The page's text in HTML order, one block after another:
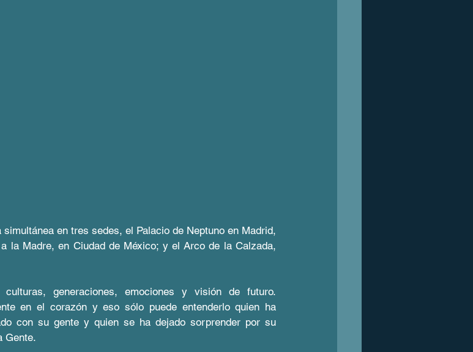
en tres sedes, el Palacio de Neptuno en Madrid,
la Madre, en Ciudad de México; y el Arco de la Calzada,
generaciones, emociones y visión de futuro.
en el corazón y eso sólo puede entenderlo quien ha
con su gente y quien se ha dejado sorprender por su
Gente.